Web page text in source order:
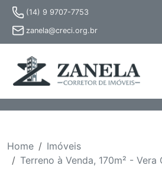
(14) 9 9707-7753
zanela@creci.org.br
Home
Imóveis
Terreno à Venda, 170m² - Vera